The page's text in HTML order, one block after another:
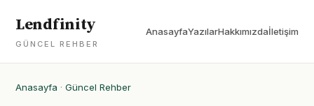
Lendfinity
GÜNCEL REHBER
AnasayfaYazılarHakkımızdaİletişim
Anasayfa · Güncel Rehber